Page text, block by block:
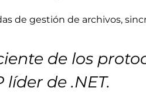
de gestión de archivos,
de los
líder de .NET.